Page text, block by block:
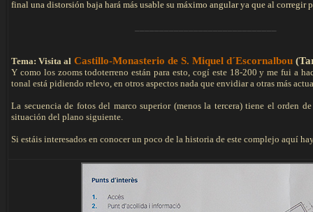
final una distorsión baja hará más usable su máximo angular ya que al
Tema: Visita al Castillo-Monasterio de S. Miquel d´Escornalbou
Y como los zooms todoterreno están para esto, cogí este 18-200 y me fui a
tonal está pidiendo relevo, en otros aspectos nada que envidiar a otras más
La secuencia de fotos del marco superior (menos la tercera) tiene el orden
situación del plano siguiente.
Si estáis interesados en conocer un poco de la historia de este complejo aquí